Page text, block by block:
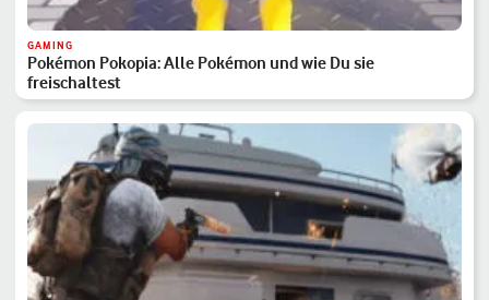
GAMING
Pokémon Pokopia: Alle Pokémon und wie Du sie
freischaltest